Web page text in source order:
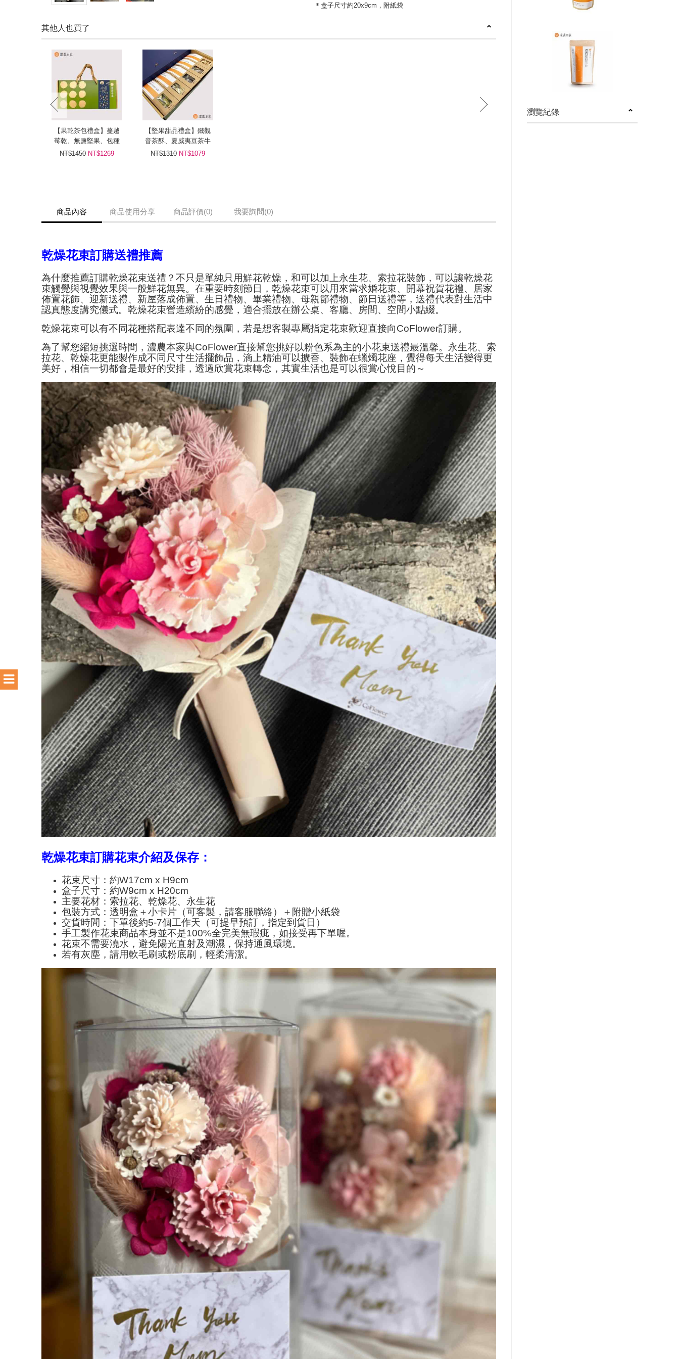
＊盒子尺寸約20x9cm，附紙袋
其他人也買了
【果乾茶包禮盒】蔓越
莓乾、無鹽堅果、包種
茶花生牛軋糖、包種茶
NT$1450 NT$1269
【堅果甜品禮盒】鐵觀
音茶酥、夏威夷豆茶牛
軋糖、紅茶杏仁牛軋
NT$1310 NT$1079
prev next
商品內容 商品使用分享 商品評價(0) 我要詢問(0)
乾燥花束訂購送禮推薦
為什麼推薦訂購乾燥花束送禮？不只是單純只用鮮花乾燥，和可以加上永生花、索拉花裝飾，可以讓乾燥花
束觸覺與視覺效果與一般鮮花無異。在重要時刻節日，乾燥花束可以用來當求婚花束、開幕祝賀花禮、居家
佈置花飾、迎新送禮、新屋落成佈置、生日禮物、畢業禮物、母親節禮物、節日送禮等，送禮代表對生活中
認真態度講究儀式。乾燥花束營造繽紛的感覺，適合擺放在辦公桌、客廳、房間、空間小點綴。
乾燥花束可以有不同花種搭配表達不同的氛圍，若是想客製專屬指定花束歡迎直接向CoFlower訂購。
為了幫您縮短挑選時間，濃農本家與CoFlower直接幫您挑好以粉色系為主的小花束送禮最溫馨。永生花、索
拉花、乾燥花更能製作成不同尺寸生活擺飾品，滴上精油可以擴香、裝飾在蠟燭花座，覺得每天生活變得更
美好，相信一切都會是最好的安排，透過欣賞花束轉念，其實生活也是可以很賞心悅目的～
乾燥花束訂購花束介紹及保存：
花束尺寸：約W17cm x H9cm
盒子尺寸：約W9cm x H20cm
主要花材：索拉花、乾燥花、永生花
包裝方式：透明盒＋小卡片（可客製，請客服聯絡）＋附贈小紙袋
交貨時間：下單後約5-7個工作天（可提早預訂，指定到貨日）
手工製作花束商品本身並不是100%全完美無瑕疵，如接受再下單喔。
花束不需要澆水，避免陽光直射及潮濕，保持通風環境。
若有灰塵，請用軟毛刷或粉底刷，輕柔清潔。
瀏覽紀錄